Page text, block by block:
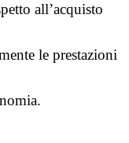
all’acquisto
le prestazioni